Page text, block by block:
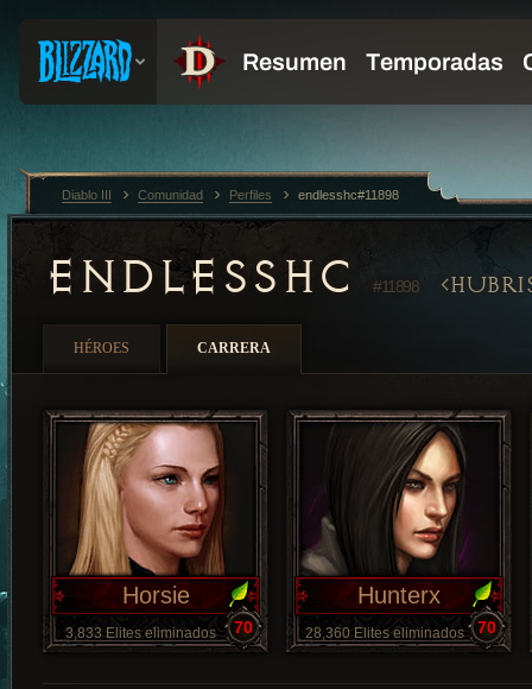
ENDLESSHC #11898
HÉROES CARRERA
Horsie
3,833 Elites eliminados 70
Hunterx
28,360 Elites eliminados 70
Diablo III Comunidad Perfiles endlesshc#11898